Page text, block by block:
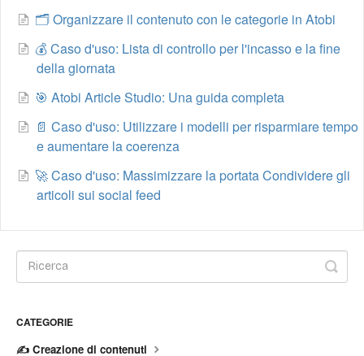
🗂️ Organizzare il contenuto con le categorie in Atobi
💰 Caso d'uso: Lista di controllo per l'incasso e la fine
della giornata
🎯 Atobi Article Studio: Una guida completa
📄 Caso d'uso: Utilizzare i modelli per risparmiare tempo
e aumentare la coerenza
🚀 Caso d'uso: Massimizzare la portata Condividere gli
articoli sui social feed
CATEGORIE
✍️ Creazione di contenuti